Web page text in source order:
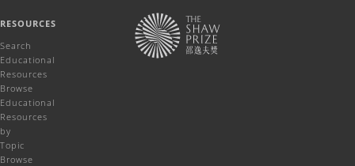
RESOURCES
Search
Educational
Resources
Browse
Educational
Resources
by
Topic
Browse